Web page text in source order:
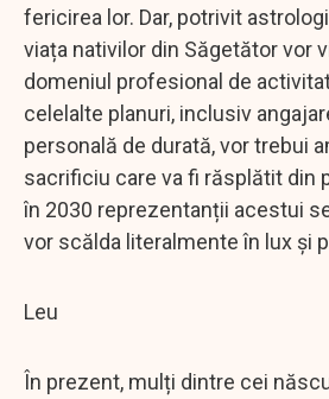
fericirea lor. Dar, potrivit
viața nativilor din Săgetător vor
domeniul profesional de
celelalte planuri, inclusiv
personală de durată, vor trebui
sacrificiu care va fi răsplătit din
în 2030 reprezentanții acestui
vor scălda literalmente în lux și
Leu
În prezent, mulți dintre cei